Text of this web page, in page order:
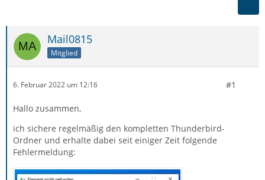
Mail0815
Mitglied
6. Februar 2022 um 12:16 #1
Hallo zusammen,
ich sichere regelmäßig den kompletten Thunderbird-
Ordner und erhalte dabei seit einiger Zeit folgende
Fehlermeldung: